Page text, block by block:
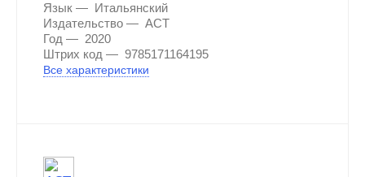
Язык
Итальянский
Издательство
АСТ
Год
2020
Штрих код
9785171164195
Все характеристики